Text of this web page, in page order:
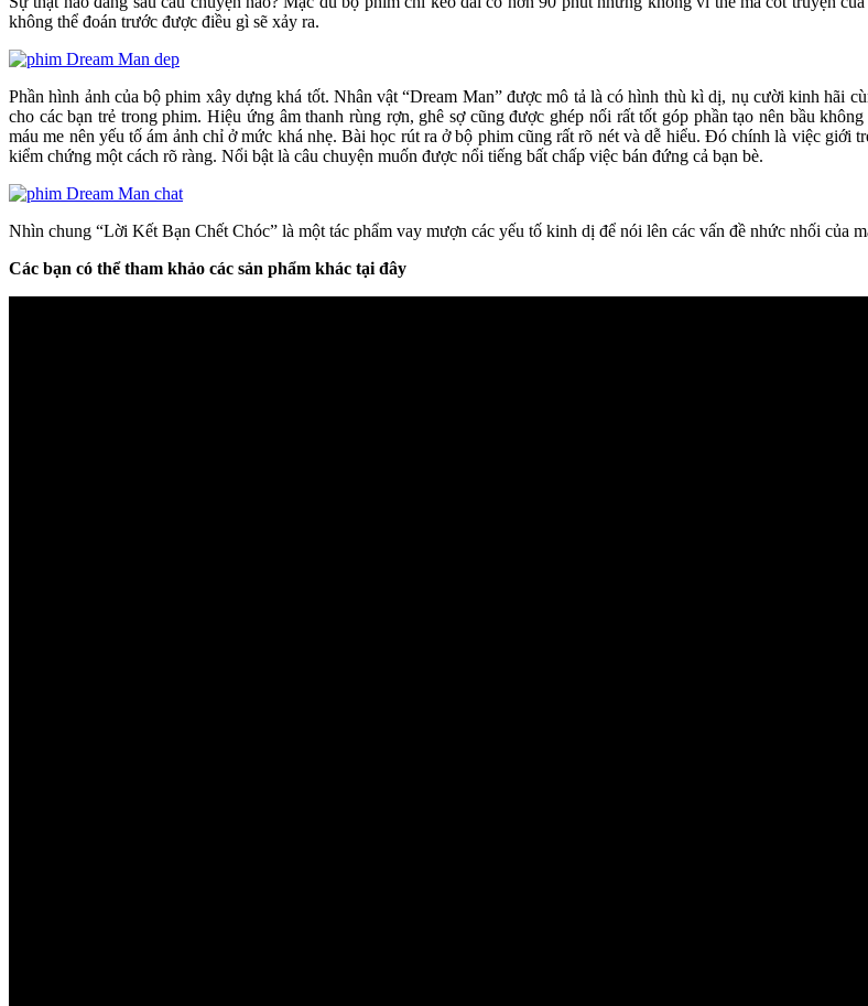
không thể đoán trước được điều gì sẽ xảy ra.
Phần hình ảnh của bộ phim xây dựng khá tốt. Nhân vật “Dream Man” được mô tả là có hình thù kì dị, nụ cười kinh hãi
cho các bạn trẻ trong phim. Hiệu ứng âm thanh rùng rợn, ghê sợ cũng được ghép nối rất tốt góp phần tạo nên bầu
máu me nên yếu tố ám ảnh chỉ ở mức khá nhẹ. Bài học rút ra ở bộ phim cũng rất rõ nét và dễ hiểu. Đó chính là việc
kiểm chứng một cách rõ ràng. Nổi bật là câu chuyện muốn được nổi tiếng bất chấp việc bán đứng cả bạn bè.
Nhìn chung “Lời Kết Bạn Chết Chóc” là một tác phẩm vay mượn các yếu tố kinh dị để nói lên các vấn đề nhức nhối của
Các bạn có thể tham khảo các sản phẩm khác tại đây